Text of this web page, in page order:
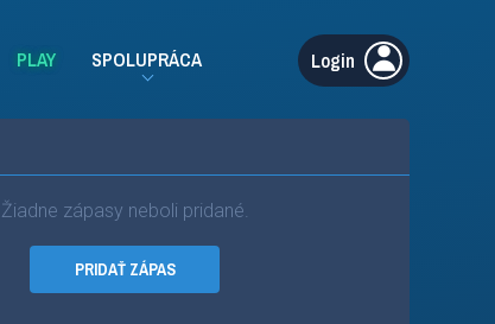
PLAY SPOLUPRÁCA Login
Žiadne zápasy neboli pridané.
PRIDAŤ ZÁPAS